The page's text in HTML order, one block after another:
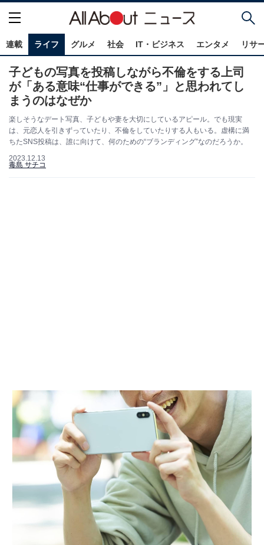
連載 ライフ グルメ 社会 IT・ビジネス エンタメ リサ
子どもの写真を投稿しながら不倫をする上司
が「ある意味“仕事ができる”」と思われてし
まうのはなぜか
楽しそうなデート写真、子どもや妻を大切にしているアピール。でも現実
は、元恋人を引きずっていたり、不倫をしていたりする人もいる。虚構に満
ちたSNS投稿は、誰に向けて、何のための“ブランディング”なのだろうか。
2023.12.13
毒島 サチコ